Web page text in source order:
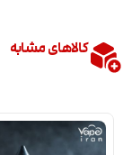
کالاهای مشابه